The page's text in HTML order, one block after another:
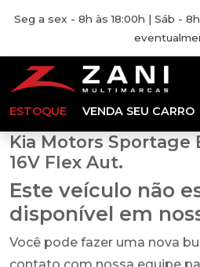
Seg a sex - 8h às 18:00h | Sáb -
ESTOQUE VENDA SEU CARRO
Kia Motors Sportage
16V Flex Aut.
Este veículo não
disponível em
Você pode fazer uma nova